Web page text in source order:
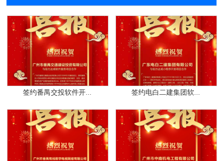
签约番禺交投软件开... 签约电白二建集团软...